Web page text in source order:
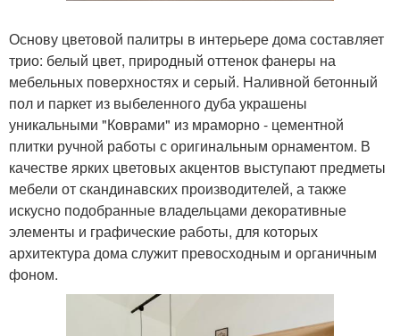
Основу цветовой палитры в интерьере дома составляет
трио: белый цвет, природный оттенок фанеры на
мебельных поверхностях и серый. Наливной бетонный
пол и паркет из выбеленного дуба украшены
уникальными "Коврами" из мраморно - цементной
плитки ручной работы с оригинальным орнаментом. В
качестве ярких цветовых акцентов выступают предметы
мебели от скандинавских производителей, а также
искусно подобранные владельцами декоративные
элементы и графические работы, для которых
архитектура дома служит превосходным и органичным
фоном.